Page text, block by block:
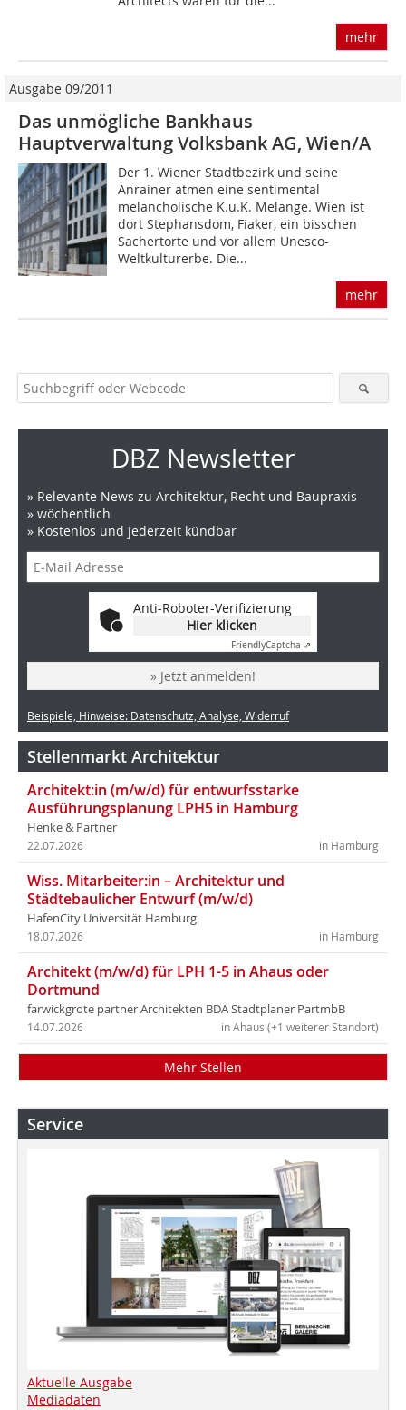
mehr
Ausgabe 09/2011
Das unmögliche Bankhaus
Hauptverwaltung Volksbank AG, Wien/A
Der 1. Wiener Stadtbezirk und seine
Anrainer atmen eine sentimental
melancholische K.u.K. Melange. Wien ist
dort Stephansdom, Fiaker, ein bisschen
Sachertorte und vor allem Unesco-
Weltkulturerbe. Die...
mehr
DBZ Newsletter
» Relevante News zu Architektur, Recht und Baupraxis
» wöchentlich
» Kostenlos und jederzeit kündbar
Anti-Roboter-Verifizierung
Hier klicken
FriendlyCaptcha ⇗
» Jetzt anmelden!
Beispiele, Hinweise: Datenschutz, Analyse, Widerruf
Stellenmarkt Architektur
Architekt:in (m/w/d) für entwurfsstarke
Ausführungsplanung LPH5 in Hamburg
Henke & Partner
in Hamburg
22.07.2026
Wiss. Mitarbeiter:in – Architektur und
Städtebaulicher Entwurf (m/w/d)
HafenCity Universität Hamburg
in Hamburg
18.07.2026
Architekt (m/w/d) für LPH 1-5 in Ahaus oder
Dortmund
farwickgrote partner Architekten BDA Stadtplaner PartmbB
in Ahaus (+1 weiterer Standort)
14.07.2026
Mehr Stellen
Service
Aktuelle Ausgabe
Mediadaten